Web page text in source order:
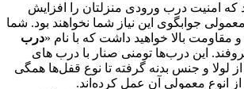
که امنیت درب ورودی منزلتان را افزایش
جوابگوی این نیاز شما نخواهند بود. شما
و مقاومت بالا خواهید داشت که با نام «درب
این درب‌ها تومنی صنار با درب های
از لولا و جنس بدنه گرفته تا نوع قفل‌ها همگی
انوع معمولی آن عمل کرده‌اند.